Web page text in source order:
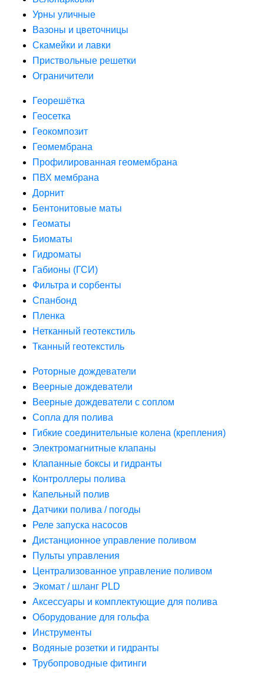
Урны уличные
Вазоны и цветочницы
Скамейки и лавки
Приствольные решетки
Ограничители
Георешётка
Геосетка
Геокомпозит
Геомембрана
Профилированная геомембрана
ПВХ мембрана
Дорнит
Бентонитовые маты
Геоматы
Биоматы
Гидроматы
Габионы (ГСИ)
Фильтра и сорбенты
Спанбонд
Пленка
Нетканный геотекстиль
Тканный геотекстиль
Роторные дождеватели
Веерные дождеватели
Веерные дождеватели с соплом
Сопла для полива
Гибкие соединительные колена (крепления)
Электромагнитные клапаны
Клапанные боксы и гидранты
Контроллеры полива
Капельный полив
Датчики полива / погоды
Реле запуска насосов
Дистанционное управление поливом
Пульты управления
Централизованное управление поливом
Экомат / шланг PLD
Аксессуары и комплектующие для полива
Оборудование для гольфа
Инструменты
Водяные розетки и гидранты
Трубопроводные фитинги